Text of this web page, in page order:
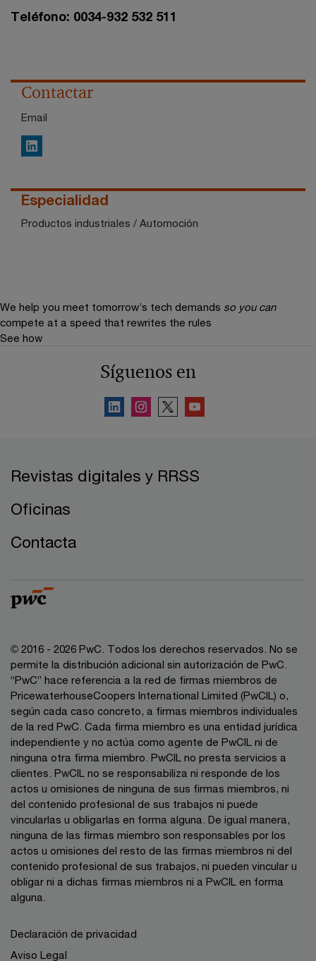
Teléfono: 0034-932 532 511
Contactar
Email
LinkedIn
Especialidad
Productos industriales / Automoción
We help you meet tomorrow’s tech demands so you can
compete at a speed that rewrites the rules
See how
Síguenos en
Revistas digitales y RRSS
Oficinas
Contacta
© 2016 - 2026 PwC. Todos los derechos reservados. No se
permite la distribución adicional sin autorización de PwC.
“PwC” hace referencia a la red de firmas miembros de
PricewaterhouseCoopers International Limited (PwCIL) o,
según cada caso concreto, a firmas miembros individuales
de la red PwC. Cada firma miembro es una entidad jurídica
independiente y no actúa como agente de PwCIL ni de
ninguna otra firma miembro. PwCIL no presta servicios a
clientes. PwCIL no se responsabiliza ni responde de los
actos u omisiones de ninguna de sus firmas miembros, ni
del contenido profesional de sus trabajos ni puede
vincularlas u obligarlas en forma alguna. De igual manera,
ninguna de las firmas miembro son responsables por los
actos u omisiones del resto de las firmas miembros ni del
contenido profesional de sus trabajos, ni pueden vincular u
obligar ni a dichas firmas miembros ni a PwCIL en forma
alguna.
Declaración de privacidad
Aviso Legal